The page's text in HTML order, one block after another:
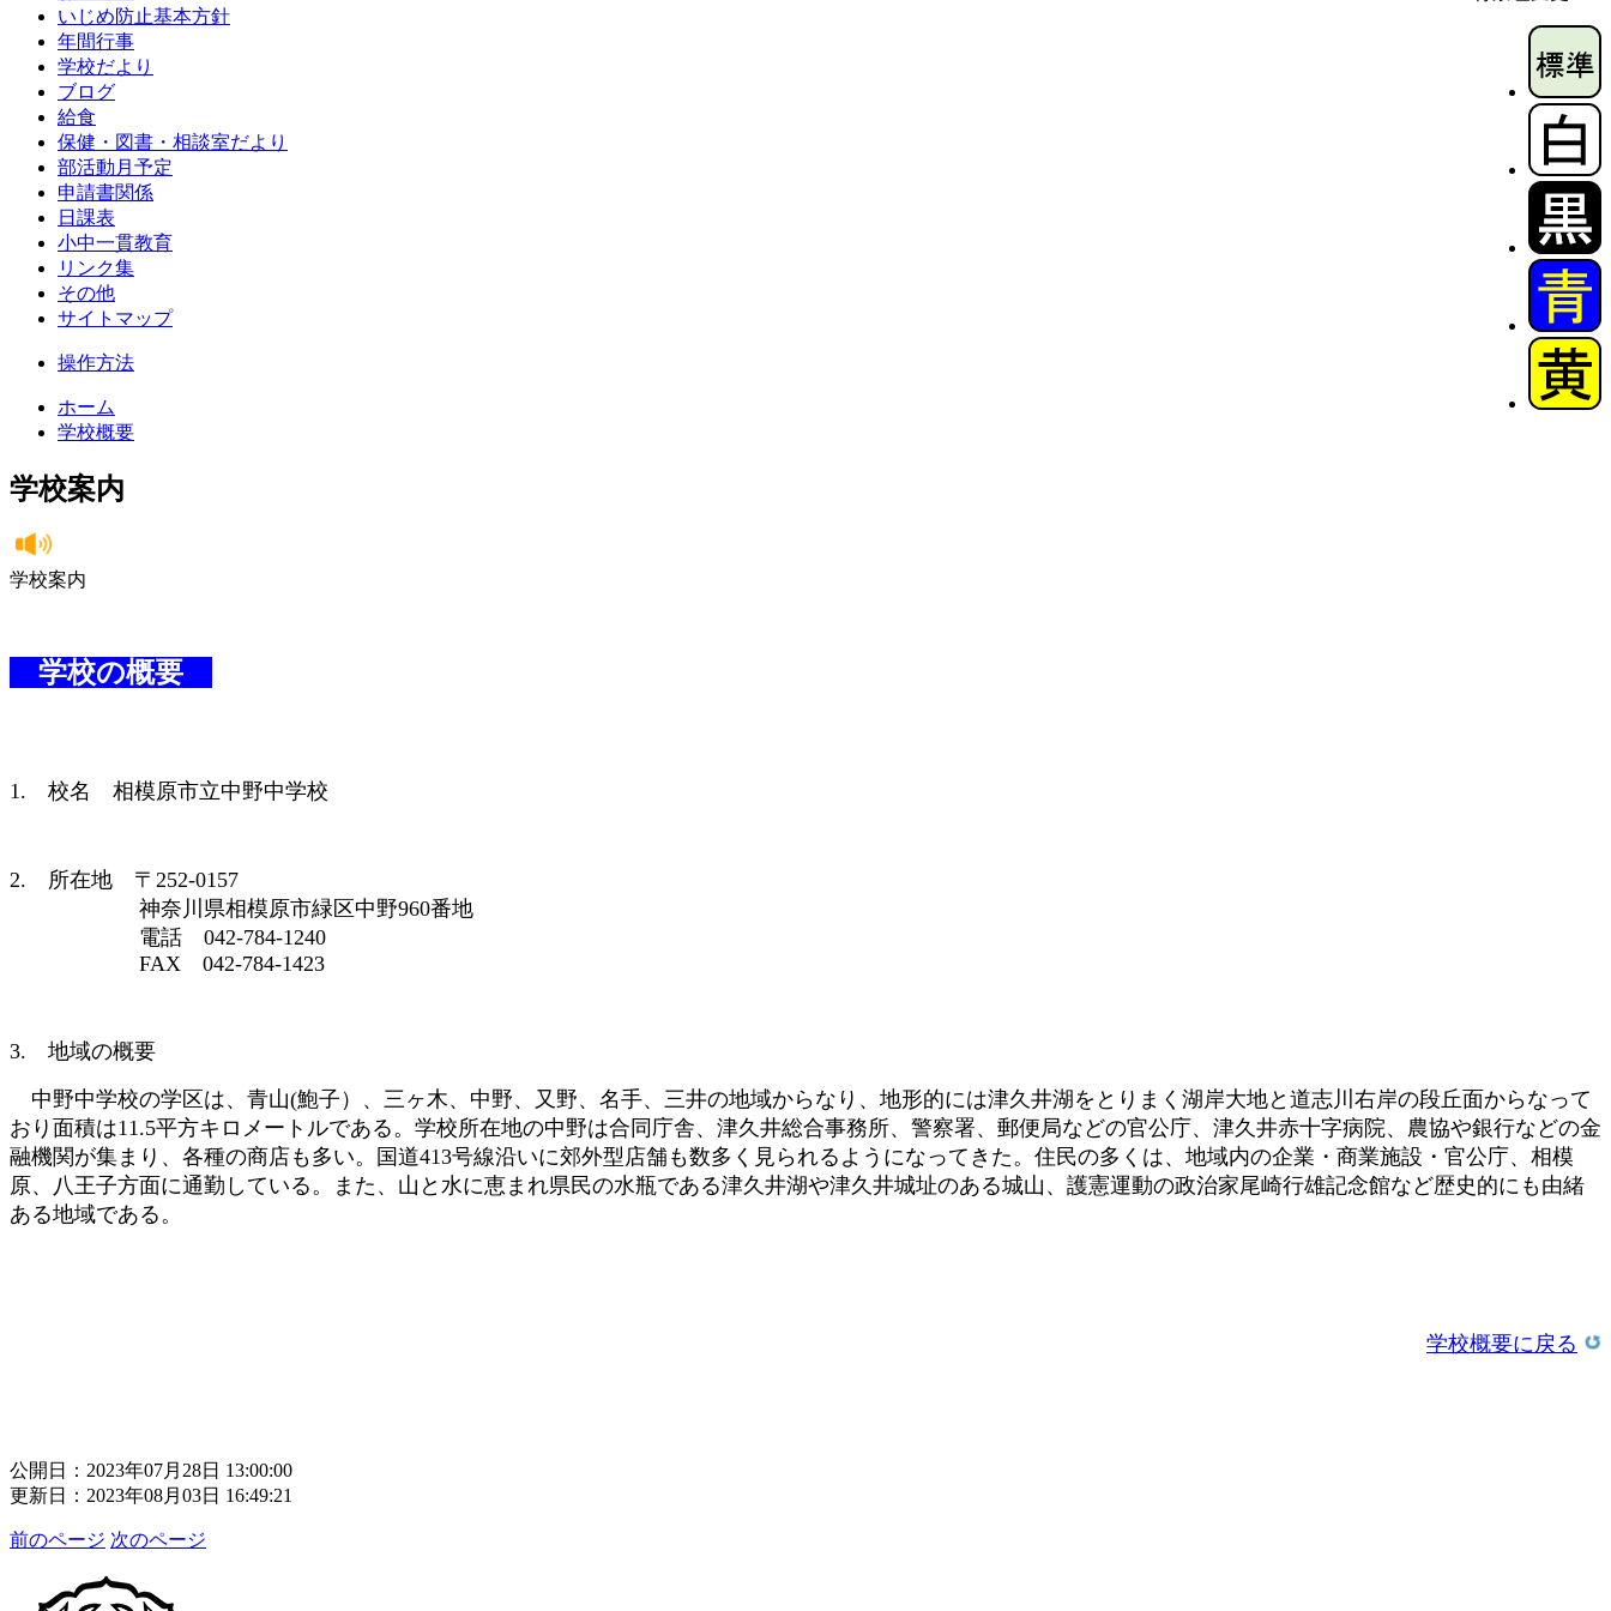
いじめ防止基本方針
年間行事
学校だより
ブログ
給食
保健・図書・相談室だより
部活動月予定
申請書関係
日課表
小中一貫教育
リンク集
その他
サイトマップ
操作方法
ホーム
学校概要
学校案内
学校案内
学校の概要
1. 校名 相模原市立中野中学校
2. 所在地 〒252-0157
神奈川県相模原市緑区中野960番地
電話 042-784-1240
FAX 042-784-1423
3. 地域の概要
中野中学校の学区は、青山(鮑子）、三ヶ木、中野、又野、名手、三井の地域からなり、地形的には津久井湖をとりまく湖岸大地と道志川右岸の段丘面からなって
おり面積は11.5平方キロメートルである。学校所在地の中野は合同庁舎、津久井総合事務所、警察署、郵便局などの官公庁、津久井赤十字病院、農協や銀行などの金
融機関が集まり、各種の商店も多い。国道413号線沿いに郊外型店舗も数多く見られるようになってきた。住民の多くは、地域内の企業・商業施設・官公庁、相模
原、八王子方面に通勤している。また、山と水に恵まれ県民の水瓶である津久井湖や津久井城址のある城山、護憲運動の政治家尾崎行雄記念館など歴史的にも由緒
ある地域である。
学校概要に戻る
公開日：2023年07月28日 13:00:00
更新日：2023年08月03日 16:49:21
前のページ 次のページ